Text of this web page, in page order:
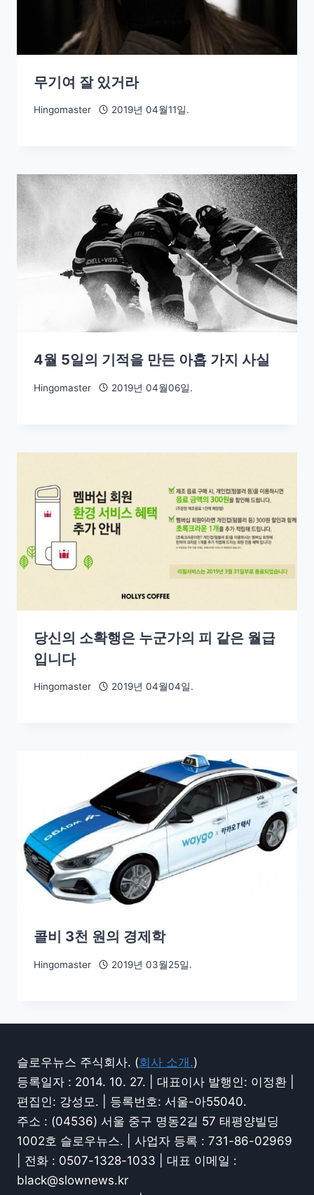
무기여 잘 있거라
Hingomaster 2019년 04월11일.
4월 5일의 기적을 만든 아홉 가지 사실
Hingomaster 2019년 04월06일.
당신의 소확행은 누군가의 피 같은 월급
입니다
Hingomaster 2019년 04월04일.
콜비 3천 원의 경제학
Hingomaster 2019년 03월25일.
슬로우뉴스 주식회사. (회사 소개.)
등록일자 : 2014. 10. 27. | 대표이사 발행인: 이정환 |
편집인: 강성모. | 등록번호: 서울-아55040.
주소 : (04536) 서울 중구 명동2길 57 태평양빌딩
1002호 슬로우뉴스. | 사업자 등록 : 731-86-02969
| 전화 : 0507-1328-1033 | 대표 이메일 :
black@slownews.kr